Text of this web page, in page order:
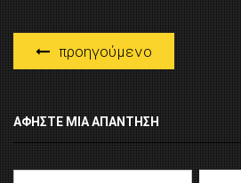
προηγούμενο
ΑΦΉΣΤΕ ΜΙΑ ΑΠΆΝΤΗΣΗ